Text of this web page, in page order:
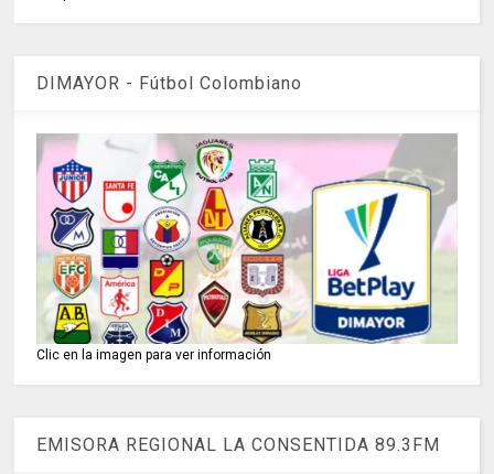
DIMAYOR - Fútbol Colombiano
Clic en la imagen para ver información
EMISORA REGIONAL LA CONSENTIDA 89.3FM